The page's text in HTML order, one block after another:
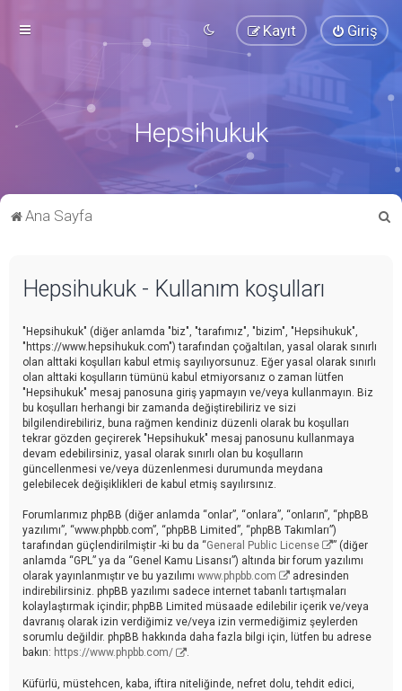
Giriş
Kayıt
Hepsihukuk
Ana Sayfa
Hepsihukuk - Kullanım koşulları
"Hepsihukuk" (diğer anlamda "biz", "tarafımız", "bizim", "Hepsihukuk",
"https://www.hepsihukuk.com") tarafından çoğaltılan, yasal olarak sınırlı
olan alttaki koşulları kabul etmiş sayılıyorsunuz. Eğer yasal olarak sınırlı
olan alttaki koşulların tümünü kabul etmiyorsanız o zaman lütfen
"Hepsihukuk" mesaj panosuna giriş yapmayın ve/veya kullanmayın. Biz
bu koşulları herhangi bir zamanda değiştirebiliriz ve sizi
bilgilendirebiliriz, buna rağmen kendiniz düzenli olarak bu koşulları
tekrar gözden geçirerek "Hepsihukuk" mesaj panosunu kullanmaya
devam edebilirsiniz, yasal olarak sınırlı olan bu koşulların
güncellenmesi ve/veya düzenlenmesi durumunda meydana
gelebilecek değişiklikleri de kabul etmiş sayılırsınız.
Forumlarımız phpBB (diğer anlamda “onlar”, “onlara”, “onların”, “phpBB
yazılımı”, “www.phpbb.com”, “phpBB Limited”, “phpBB Takımları”)
tarafından güçlendirilmiştir -ki bu da “General Public License
” (diğer
anlamda “GPL” ya da “Genel Kamu Lisansı”) altında bir forum yazılımı
olarak yayınlanmıştır ve bu yazılımı www.phpbb.com
adresinden
indirebilirsiniz. phpBB yazılımı sadece internet tabanlı tartışmaları
kolaylaştırmak içindir; phpBB Limited müsaade edilebilir içerik ve/veya
davranış olarak izin verdiğimiz ve/veya izin vermediğimiz şeylerden
sorumlu değildir. phpBB hakkında daha fazla bilgi için, lütfen bu adrese
bakın: https://www.phpbb.com/ .
Küfürlü, müstehcen, kaba, iftira niteliğinde, nefret dolu, tehdit edici,